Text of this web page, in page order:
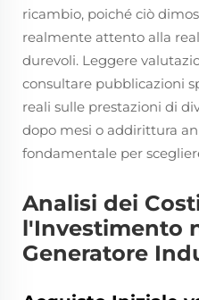
ricambio, poiché ciò
realmente attento alla
durevoli. Leggere
consultare pubblicazioni
reali sulle prestazioni di
dopo mesi o addirittura
fondamentale per
Analisi dei
l'Investimento
Generatore